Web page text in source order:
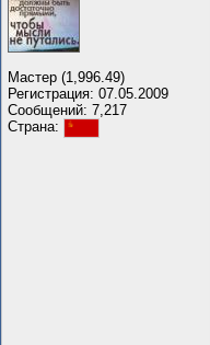
Мастер (1,996.49)
Регистрация: 07.05.2009
Сообщений: 7,217
Страна: